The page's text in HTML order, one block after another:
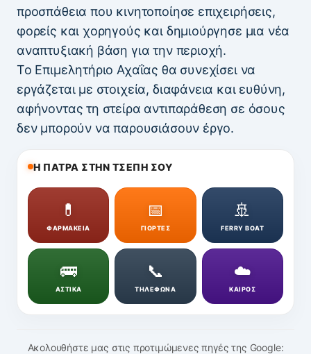
προσπάθεια που κινητοποίησε επιχειρήσεις,
φορείς και χορηγούς και δημιούργησε μια νέα
αναπτυξιακή βάση για την περιοχή.
Το Επιμελητήριο Αχαΐας θα συνεχίσει να
εργάζεται με στοιχεία, διαφάνεια και ευθύνη,
αφήνοντας τη στείρα αντιπαράθεση σε όσους
δεν μπορούν να παρουσιάσουν έργο.
Η ΠΑΤΡΑ ΣΤΗΝ ΤΣΕΠΗ ΣΟΥ
💊
ΦΑΡΜΑΚΕΙΑ
📅
ΓΙΟΡΤΕΣ
🚢
FERRY BOAT
🚌
ΑΣΤΙΚΑ
📞
ΤΗΛΕΦΩΝΑ
☁️
ΚΑΙΡΟΣ
Ακολουθήστε μας στις προτιμώμενες πηγές της Google: